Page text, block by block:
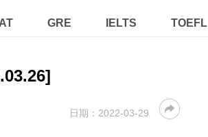
GRE IELTS TOEFL
日期： 2022-03-29